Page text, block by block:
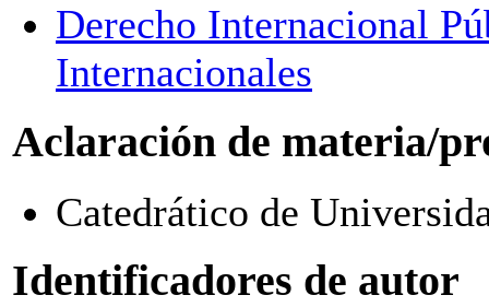
Derecho Internacional
Internacionales
Aclaración de materia/
Catedrático de
Identificadores de autor